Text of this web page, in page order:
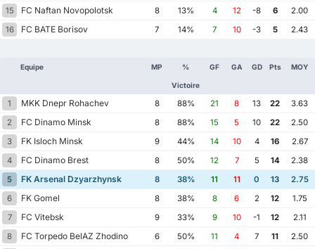
15
FC Naftan Novopolotsk 8 13% 4 12 -8 6
2.00
16
FC BATE Borisov 7 14% 7 10 -3 5 2.43
Equipe MP %
Victoire
GF GA GD Pts MOY
1 MKK Dnepr Rohachev 8 88% 21 8 13 22
3.63
2
FC Dinamo Minsk 8 88% 15 5 10 22
2.50
3
FK Isloch Minsk 9 44% 14 10 4 16
2.67
4
FC Dinamo Brest 8 50% 12 7 5 14
2.38
5
FK Arsenal Dzyarzhynsk 8 38% 11 11 0 13
2.75
6
FK Gomel 8 38% 8 6 2 12
1.75
7
FC Vitebsk 9 33% 9 10 -1 12
2.11
8
FC Torpedo BelAZ Zhodino 6 50% 11 4 7 11
2.50